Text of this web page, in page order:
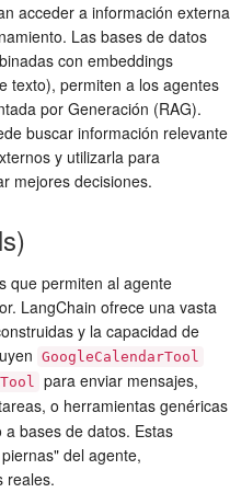
acceder a información externa
Las bases de datos
con embeddings
texto), permiten a los agentes
por Generación (RAG).
buscar información relevante
y utilizarla para
mejores decisiones.
que permiten al agente
LangChain ofrece una vasta
y la capacidad de
GoogleCalendarTool
para enviar mensajes,
o herramientas genéricas
bases de datos. Estas
del agente,
reales.